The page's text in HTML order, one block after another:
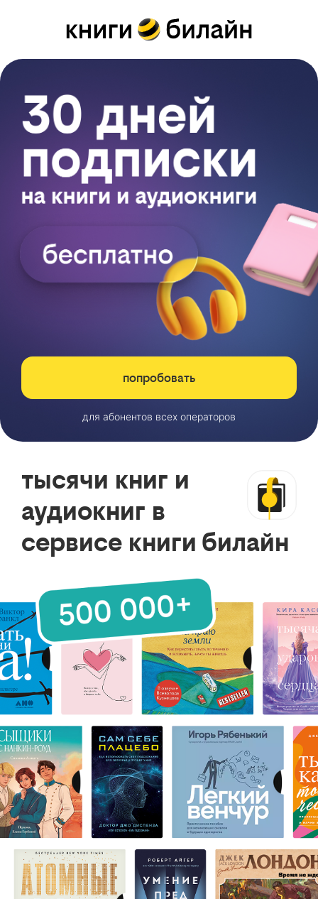
попробовать
для абонентов всех операторов
тысячи книг и
аудиокниг в
сервисе книги билайн